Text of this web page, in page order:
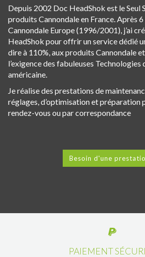
Depuis 2002 Doc HeadShok est le Seul
produits Cannondale en France. Après 6
Cannondale Europe (1996/2001), j’ai
HeadShok pour offrir un service dédié
dire à 110%, aux produits Cannondale
l’exigence des fabuleuses Technologies
américaine.
Je réalise des prestations de
réglages, d’optimisation et préparation
rendez-vous ou par correspondance
Besoin d'une
PAIEMENT